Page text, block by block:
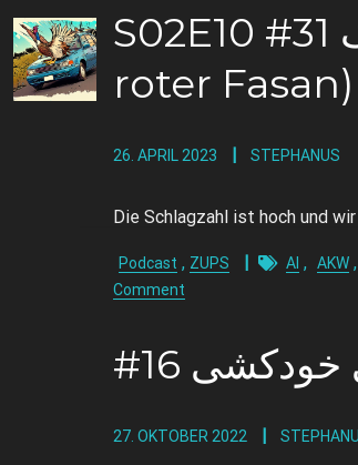
S02E10 #31 فازان قرمز هماهنگ (~matschig
roter Fasan)
26. APRIL 2023 STEPHANUS
Die Schlagzahl ist hoch und
Podcast , ZUPS AI , AKW ,
Comment
27. OKTOBER 2022